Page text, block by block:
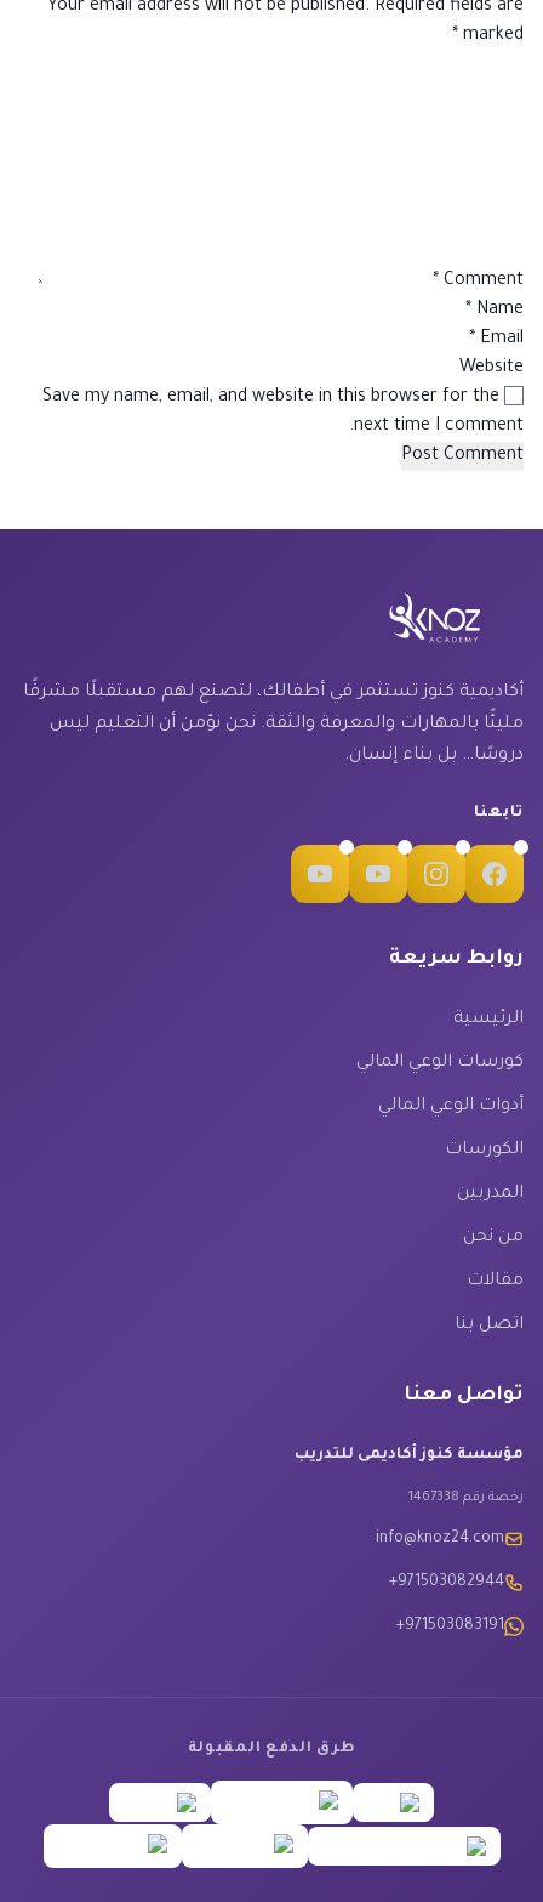
Your email address will not be published. Required fields are
marked
*
Comment
*
Name
*
Email
*
Website
Save my name, email, and website in this browser for the
next time I comment.
أكاديمية كنوز تستثمر في أطفالك، لتصنع لهم مستقبلًا مشرقًا
مليئًا بالمهارات والمعرفة والثقة. نحن نؤمن أن التعليم ليس
دروسًا… بل بناء إنسان.
تابعنا
روابط سريعة
الرئيسية
كورسات الوعي المالي
أدوات الوعي المالي
الكورسات
المدربين
من نحن
مقالات
اتصل بنا
تواصل معنا
مؤسسة كنوز أكاديمى للتدريب
رخصة رقم 1467338
info@knoz24.com
+971503082944
+971503083191
طرق الدفع المقبولة